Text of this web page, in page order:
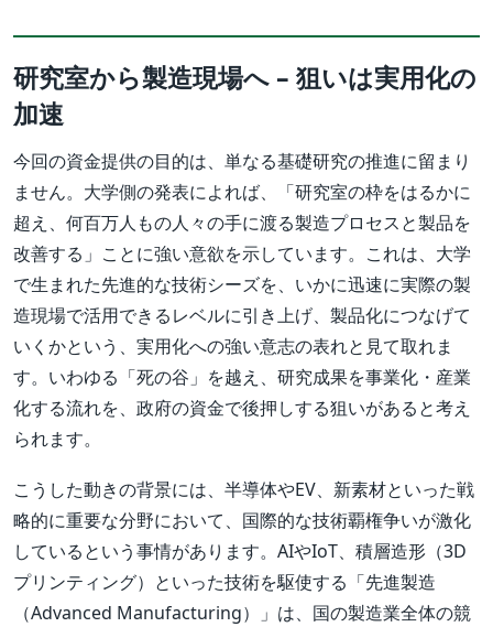
研究室から製造現場へ – 狙いは実用化の
加速
今回の資金提供の目的は、単なる基礎研究の推進に留まり
ません。大学側の発表によれば、「研究室の枠をはるかに
超え、何百万人もの人々の手に渡る製造プロセスと製品を
改善する」ことに強い意欲を示しています。これは、大学
で生まれた先進的な技術シーズを、いかに迅速に実際の製
造現場で活用できるレベルに引き上げ、製品化につなげて
いくかという、実用化への強い意志の表れと見て取れま
す。いわゆる「死の谷」を越え、研究成果を事業化・産業
化する流れを、政府の資金で後押しする狙いがあると考え
られます。
こうした動きの背景には、半導体やEV、新素材といった戦
略的に重要な分野において、国際的な技術覇権争いが激化
しているという事情があります。AIやIoT、積層造形（3D
プリンティング）といった技術を駆使する「先進製造
（Advanced Manufacturing）」は、国の製造業全体の競